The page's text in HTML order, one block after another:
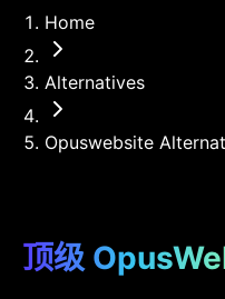
Home
Alternatives
Opuswebsite
顶级